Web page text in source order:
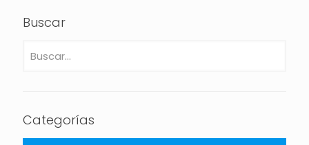
Buscar
Categorías